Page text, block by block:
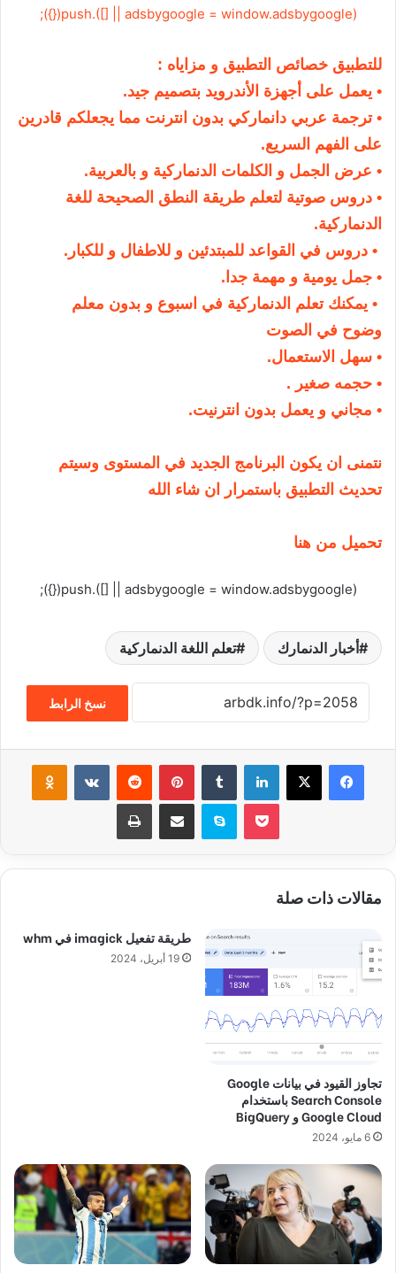
(adsbygoogle = window.adsbygoogle || []).push({});
للتطبيق خصائص التطبيق و مزاياه :
• يعمل على أجهزة الأندرويد بتصميم جيد.
• ترجمة عربي دانماركي بدون انترنت مما يجعلكم قادرين
على الفهم السريع.
• عرض الجمل و الكلمات الدنماركية و بالعربية.
• دروس صوتية لتعلم طريقة النطق الصحيحة للغة
الدنماركية.
• دروس في القواعد للمبتدئين و للاطفال و للكبار.
• جمل يومية و مهمة جدا.
• يمكنك تعلم الدنماركية في اسبوع و بدون معلم
وضوح في الصوت
• سهل الاستعمال.
• حجمه صغير .
• مجاني و يعمل بدون انترنيت.
نتمنى ان يكون البرنامج الجديد في المستوى وسيتم
تحديث التطبيق باستمرار ان شاء الله
تحميل من هنا
(adsbygoogle = window.adsbygoogle || []).push({});
أخبار الدنمارك تعلم اللغة الدنماركية
نسخ الرابط
فيسبوك لينكدإن بينتيريست
سكايب
مقالات ذات صلة
تجاوز القيود في بيانات Google
Search Console باستخدام
Google Cloud و BigQuery
6 مايو، 2024
طريقة تفعيل imagick في whm
19 أبريل، 2024